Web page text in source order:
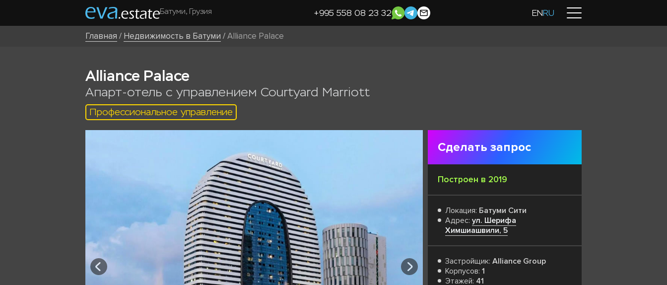
Батуми, Грузия +995 558 08 23 32 ENRU
Главная / Недвижимость в Батуми /Alliance Palace
Alliance Palace
Апарт-отель с управлением Courtyard Marriott
Профессиональное управление
Сделать запрос
Построен в 2019
Локация: Батуми Сити
Адрес: ул. Шерифа
Химшиашвили, 5
Застройщик: Alliance Group
Корпусов: 1
Этажей: 41